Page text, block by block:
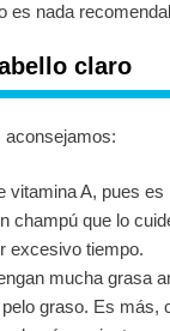
es nada
claro
aconsejamos:
vitamina A, pues
champú que lo
excesivo tiempo.
mucha grasa
graso. Es